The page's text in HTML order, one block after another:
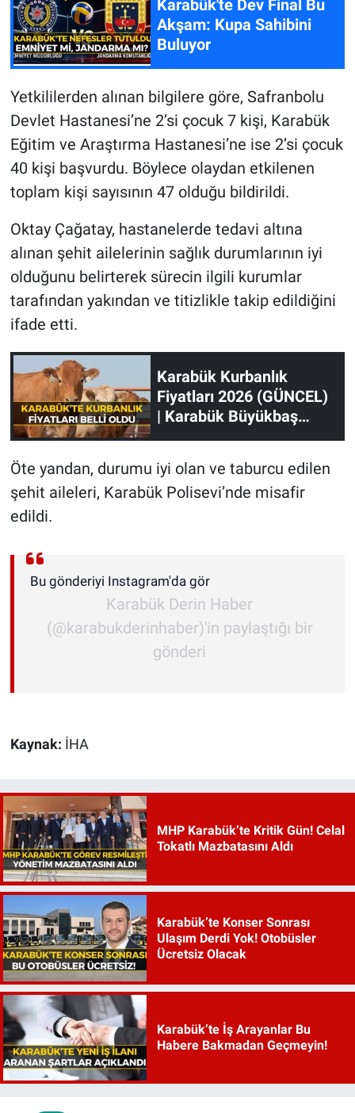
Karabük'te Dev Final Bu
Akşam: Kupa Sahibini
Buluyor
Yetkililerden alınan bilgilere göre, Safranbolu
Devlet Hastanesi’ne 2’si çocuk 7 kişi, Karabük
Eğitim ve Araştırma Hastanesi’ne ise 2’si çocuk
40 kişi başvurdu. Böylece olaydan etkilenen
toplam kişi sayısının 47 olduğu bildirildi.
Oktay Çağatay, hastanelerde tedavi altına
alınan şehit ailelerinin sağlık durumlarının iyi
olduğunu belirterek sürecin ilgili kurumlar
tarafından yakından ve titizlikle takip edildiğini
ifade etti.
Karabük Kurbanlık
Fiyatları 2026 (GÜNCEL)
| Karabük Büyükbaş
Öte yandan, durumu iyi olan ve taburcu edilen
şehit aileleri, Karabük Polisevi’nde misafir
edildi.
Bu gönderiyi Instagram'da gör
Karabük Derin Haber
(@karabukderinhaber)'in paylaştığı bir
gönderi
Kaynak: İHA
MHP Karabük’te Kritik Gün! Celal
Tokatlı Mazbatasını Aldı
Karabük’te Konser Sonrası
Ulaşım Derdi Yok! Otobüsler
Ücretsiz Olacak
Karabük’te İş Arayanlar Bu
Habere Bakmadan Geçmeyin!